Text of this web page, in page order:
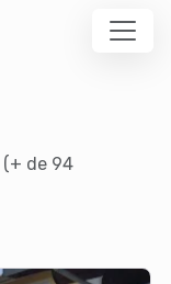
(+ de 94